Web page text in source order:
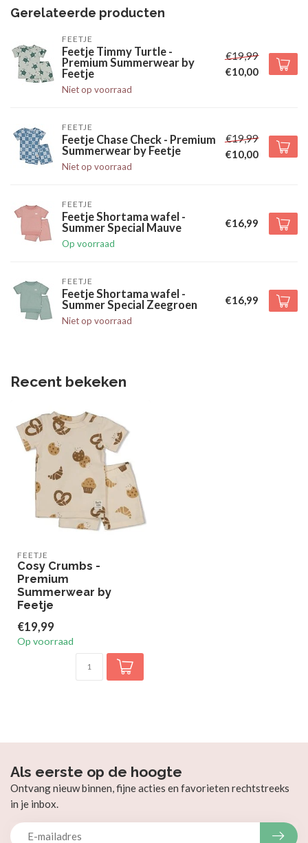
Gerelateerde producten
FEETJE
Feetje Timmy Turtle -
Premium Summerwear by
Feetje
Niet op voorraad
€19,99
€10,00
FEETJE
Feetje Chase Check - Premium
Summerwear by Feetje
Niet op voorraad
€19,99
€10,00
FEETJE
Feetje Shortama wafel -
Summer Special Mauve
Op voorraad
€16,99
FEETJE
Feetje Shortama wafel -
Summer Special Zeegroen
Niet op voorraad
€16,99
Recent bekeken
FEETJE
Cosy Crumbs -
Premium
Summerwear by
Feetje
€19,99
Op voorraad
Als eerste op de hoogte
Ontvang nieuw binnen, fijne acties en favorieten rechtstreeks
in je inbox.